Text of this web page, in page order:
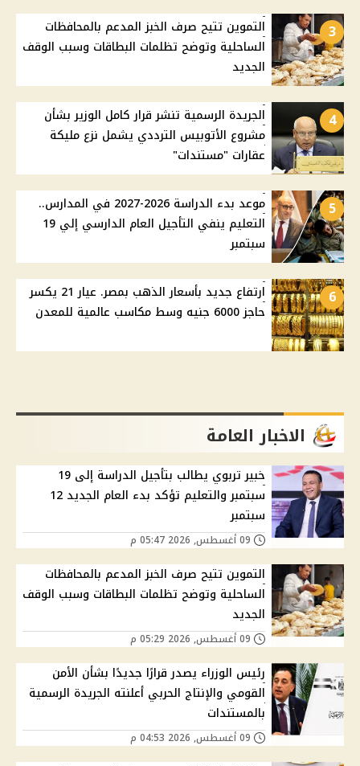
3
التموين تتيح صرف الخبز المدعم بالمحافظات
الساحلية وتوضح تظلمات البطاقات وسبب الوقف
الجديد
4
الجريدة الرسمية تنشر قرار كامل الوزير بشأن
مشروع الأتوبيس الترددي يشمل نزع مليكة
عقارات "مستندات"
5
موعد بدء الدراسة 2026-2027 في المدارس..
التعليم ينفي التأجيل العام الدارسي إلي 19
سبتمبر
6
ارتفاع جديد بأسعار الذهب بمصر. عيار 21 يكسر
حاجز 6000 جنيه وسط مكاسب عالمية للمعدن
الاخبار العامة
خبير تربوي يطالب بتأجيل الدراسة إلى 19
سبتمبر والتعليم تؤكد بدء العام الجديد 12
سبتمبر
التموين تتيح صرف الخبز المدعم بالمحافظات
الساحلية وتوضح تظلمات البطاقات وسبب الوقف
الجديد
رئيس الوزراء يصدر قرارًا جديدًا بشأن الأمن
القومي والإنتاج الحربي أعلنته الجريدة الرسمية
بالمستندات